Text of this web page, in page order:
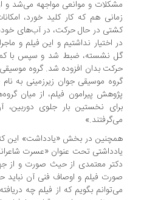
هم که کار کلید خورد، امکانات
در حال حرکت، در آب‌های خودمان که
اختیار نداشتیم و این فیلم و ماجرای
نشسته، ضبط شد و سپس با کمک
بدان افزوده شد. گروه موسیقی
موسیقی جوان زیرزمینی به نام
پیرامون فیلم، از میان گروه‌های
نخستین بار جلوی دوربین، آن‌هم
در بخش «یادداشت» این کتاب
تحت عنوان «عسرت شاعرانگی»
معتمدی از حيث صورت و از جهت
فیلم و اوصاف فنی آن نباید حرفی
بگویم که از فیلم چه دریافته‌ام و